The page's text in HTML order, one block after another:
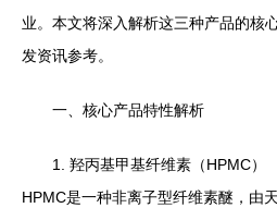
业。本文将深入解析这三种产品的核
发资讯参考。
一、核心产品特性解析
1. 羟丙基甲基纤维素（HPMC）
HPMC是一种非离子型纤维素醚，由